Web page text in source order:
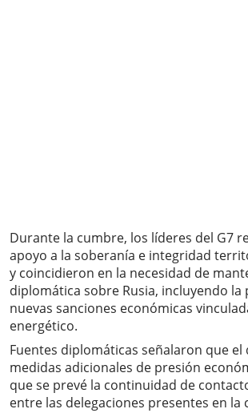
Durante la cumbre, los líderes del G7
apoyo a la soberanía e integridad
y coincidieron en la necesidad de
diplomática sobre Rusia, incluyendo la
nuevas sanciones económicas
energético.
Fuentes diplomáticas señalaron que el
medidas adicionales de presión
que se prevé la continuidad de
entre las delegaciones presentes en la